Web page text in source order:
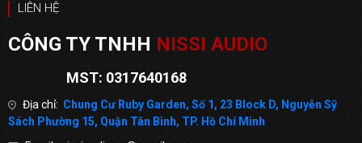
LIÊN HỆ
CÔNG TY TNHH NISSI AUDIO
MST: 0317640168
Địa chỉ: Chung Cư Ruby Garden, Số 1, 23 Block D, Nguyễn Sỹ
Sách Phường 15, Quận Tân Bình, TP. Hồ Chí Minh